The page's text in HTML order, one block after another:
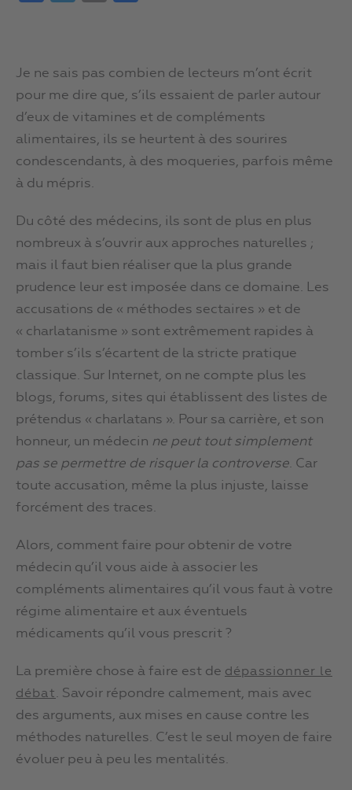
Je ne sais pas combien de lecteurs m’ont écrit
pour me dire que, s’ils essaient de parler autour
d’eux de vitamines et de compléments
alimentaires, ils se heurtent à des sourires
condescendants, à des moqueries, parfois même
à du mépris.
Du côté des médecins, ils sont de plus en plus
nombreux à s’ouvrir aux approches naturelles ;
mais il faut bien réaliser que la plus grande
prudence leur est imposée dans ce domaine. Les
accusations de « méthodes sectaires » et de
« charlatanisme » sont extrêmement rapides à
tomber s’ils s’écartent de la stricte pratique
classique. Sur Internet, on ne compte plus les
blogs, forums, sites qui établissent des listes de
prétendus « charlatans ». Pour sa carrière, et son
honneur, un médecin ne peut tout simplement
pas se permettre de risquer la controverse. Car
toute accusation, même la plus injuste, laisse
forcément des traces.
Alors, comment faire pour obtenir de votre
médecin qu’il vous aide à associer les
compléments alimentaires qu’il vous faut à votre
régime alimentaire et aux éventuels
médicaments qu’il vous prescrit ?
La première chose à faire est de dépassionner le
débat. Savoir répondre calmement, mais avec
des arguments, aux mises en cause contre les
méthodes naturelles. C’est le seul moyen de faire
évoluer peu à peu les mentalités.